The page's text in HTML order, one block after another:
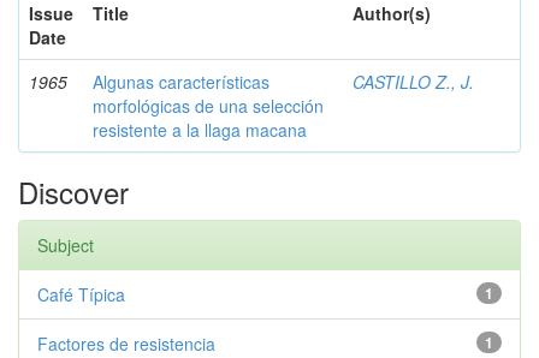
Issue
Date
Title Author(s)
1965
Algunas características
morfológicas de una selección
resistente a la llaga macana
CASTILLO Z., J.
Discover
Subject
1
Café Típica
1
Factores de resistencia